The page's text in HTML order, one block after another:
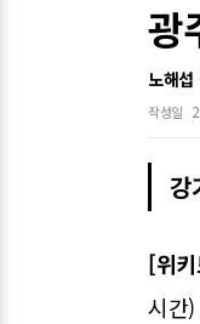
광
노해섭
작성일
강
[위
시간